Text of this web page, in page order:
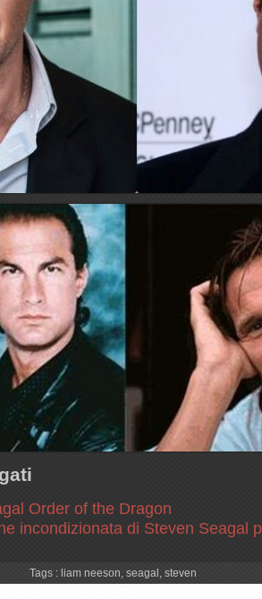
Order of the Dragon
incondizionata di Steven Seagal
Tags : liam neeson, seagal , steven